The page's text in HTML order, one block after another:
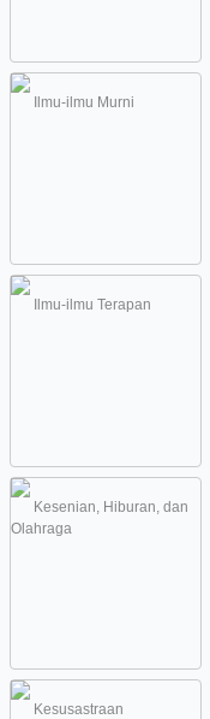
Ilmu-ilmu Murni
Ilmu-ilmu Terapan
Kesenian, Hiburan, dan
Olahraga
Kesusastraan